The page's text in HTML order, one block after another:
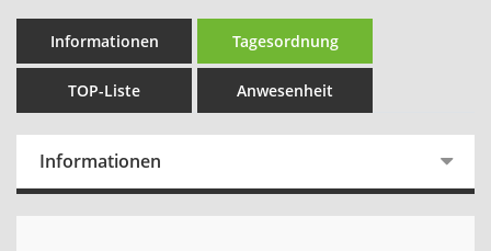
Informationen Tagesordnung
TOP-Liste Anwesenheit
Informationen